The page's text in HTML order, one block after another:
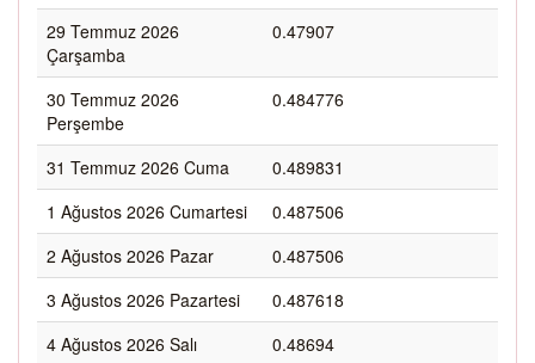
29 Temmuz 2026
Çarşamba
0.47907
30 Temmuz 2026
Perşembe
0.484776
31 Temmuz 2026 Cuma
0.489831
1 Ağustos 2026 Cumartesi
0.487506
2 Ağustos 2026 Pazar
0.487506
3 Ağustos 2026 Pazartesi
0.487618
4 Ağustos 2026 Salı
0.48694